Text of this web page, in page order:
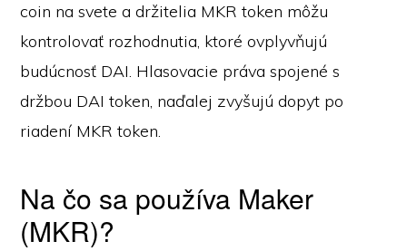
coin na svete a držitelia MKR token môžu
kontrolovať rozhodnutia, ktoré ovplyvňujú
budúcnosť DAI. Hlasovacie práva spojené s
držbou DAI token, naďalej zvyšujú dopyt po
riadení MKR token.
Na čo sa používa Maker
(MKR)?